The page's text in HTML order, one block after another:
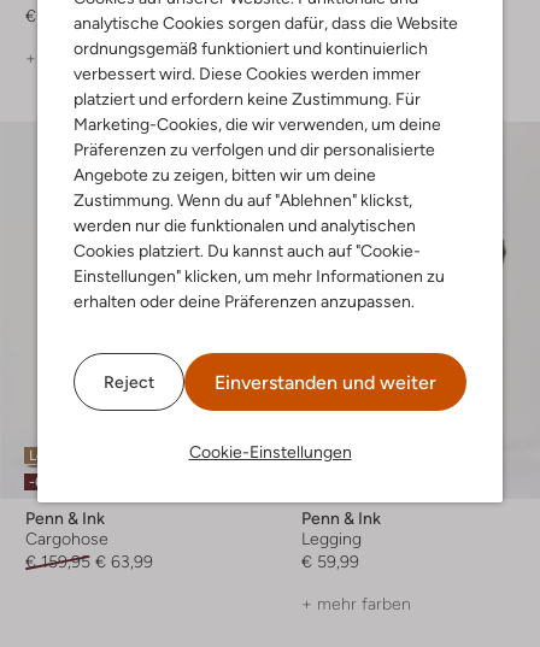
analytische Cookies sorgen dafür, dass die Website
ordnungsgemäß funktioniert und kontinuierlich
verbessert wird. Diese Cookies werden immer
platziert und erfordern keine Zustimmung. Für
Marketing-Cookies, die wir verwenden, um deine
Präferenzen zu verfolgen und dir personalisierte
Angebote zu zeigen, bitten wir um deine
Zustimmung. Wenn du auf "Ablehnen" klickst,
werden nur die funktionalen und analytischen
Cookies platziert. Du kannst auch auf "Cookie-
Einstellungen" klicken, um mehr Informationen zu
erhalten oder deine Präferenzen anzupassen.
Reject Einverstanden und weiter
Cookie-Einstellungen
€ 59,99
+ mehr farben
€ 149,99
+ mehr farben
Letzte Größen
-60%
Penn & Ink
Cargohose
€ 159,95 € 63,99
Letzte Größen
Penn & Ink
Legging
€ 59,99
+ mehr farben